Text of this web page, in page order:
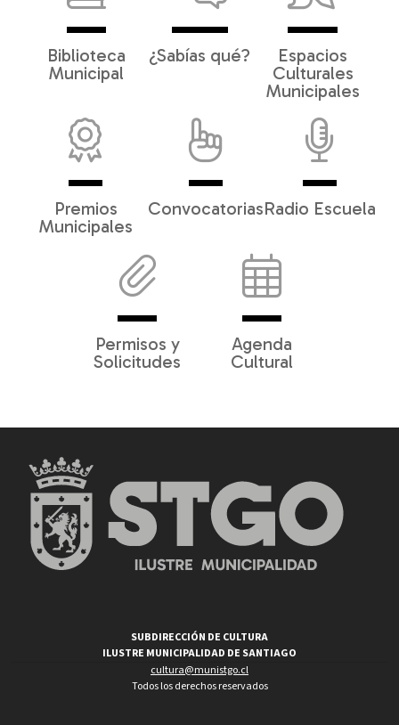
Biblioteca
Municipal
¿Sabías qué?
Espacios
Culturales
Municipales
Premios
Municipales
ConvocatoriasRadio Escuela
Permisos y
Solicitudes
Agenda
Cultural
SUBDIRECCIÓN DE CULTURA
ILUSTRE MUNICIPALIDAD DE SANTIAGO
cultura@munistgo.cl
Todos los derechos reservados